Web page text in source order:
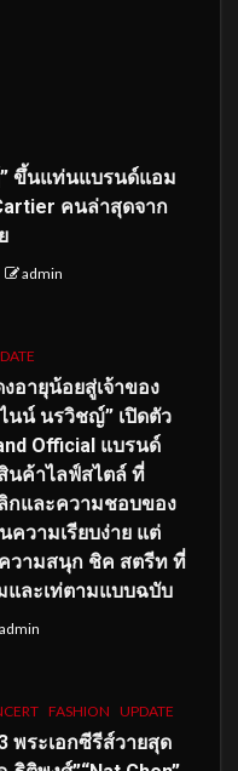
ขึ้นแท่นแบรนด์แอม
คนล่าสุดจาก
admin
อายุน้อยสู่เจ้าของ
นน์ นรวิชญ์” เปิดตัว
Official แบรนด์
นค้าไลฟ์สไตล์ ที่
กและความชอบของ
ความเรียบง่าย แต่
วามสนุก ชิค สตรีท ที่
ละเท่ตามแบบฉบับ
admin
FASHION UPDATE
พระเอกซีรีส์วายสุด